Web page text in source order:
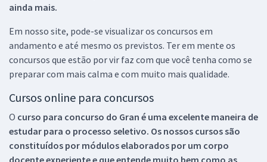
ainda mais.
Em nosso site, pode-se visualizar os concursos em
andamento e até mesmo os previstos. Ter em mente os
concursos que estão por vir faz com que você tenha como se
preparar com mais calma e com muito mais qualidade.
Cursos online para concursos
O curso para concurso do Gran é uma excelente maneira de
estudar para o processo seletivo. Os nossos cursos são
constituídos por módulos elaborados por um corpo
docente experiente e que entende muito bem como as